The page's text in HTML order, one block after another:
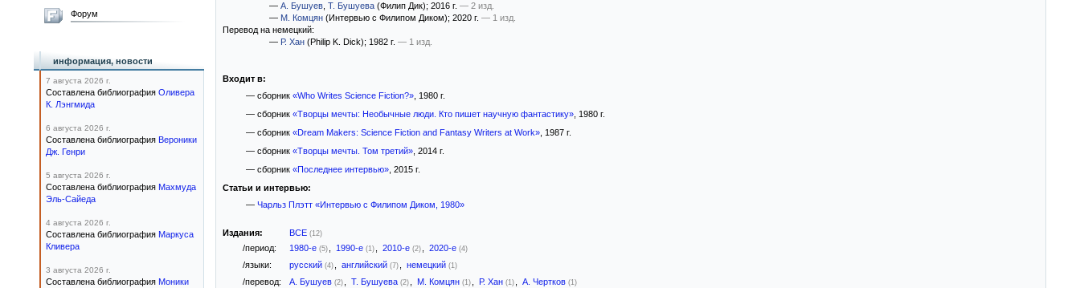
— А. Бушуев Т. Бушуева (Филип Дик); 2016 г. — 2 изд.
— М. Комцян (Интервью с Филипом Диком); 2020 г. — 1 изд.
Перевод на немецкий:
— Р. Хан (Philip K. Dick); 1982 г. — 1 изд.
Входит в:
— сборник «Who Writes Science Fiction?», 1980 г.
— сборник «Творцы мечты: Необычные люди. Кто пишет научную фантастику», 1980 г.
— сборник «Dream Makers: Science Fiction and Fantasy Writers at Work», 1987 г.
— сборник «Творцы мечты. Том третий», 2014 г.
— сборник «Последнее интервью», 2015 г.
Статьи и интервью:
— Чарльз Плэтт «Интервью с Филипом Диком, 1980»
Издания: ВСЕ (12)
/период: 1980-е (5) 1990-е (1) 2010-е (2) 2020-е (4)
/языки: русский (4) английский (7) немецкий (1)
/перевод: А. Бушуев (2) Т. Бушуева (2) М. Комцян (1) Р. Хан (1) А. Чертков (1)
Форум
информация, новости
7 августа 2026 г.
Составлена библиография Оливера
К. Лэнгмида
6 августа 2026 г.
Составлена библиография Вероники
Дж. Генри
5 августа 2026 г.
Составлена библиография Махмуда
Эль-Сайеда
4 августа 2026 г.
Составлена библиография Маркуса
Кливера
3 августа 2026 г.
Составлена библиография Моники